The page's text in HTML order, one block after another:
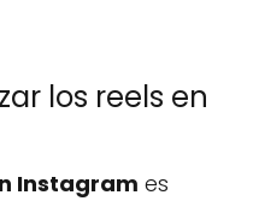
los reels en
Instagram es